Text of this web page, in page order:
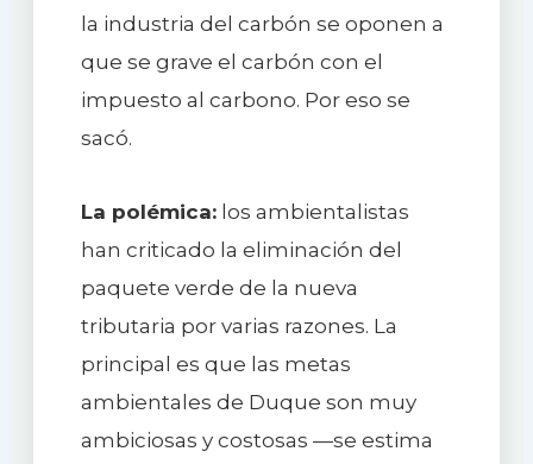
la industria del carbón se oponen a
que se grave el carbón con el
impuesto al carbono. Por eso se
sacó.
La polémica:los ambientalistas
han criticado la eliminación del
paquete verde de la nueva
tributaria por varias razones. La
principal es que las metas
ambientales de Duque son muy
ambiciosas y costosas —se estima